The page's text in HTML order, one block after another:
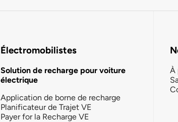
Électromobilistes
Solution de recharge pour voiture
électrique
Application de borne de recharge
Planificateur de Trajet VE
Payer for la Recharge VE
À